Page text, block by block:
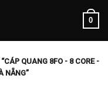
0
QUANG 8FO - 8 CORE -
NẴNG”